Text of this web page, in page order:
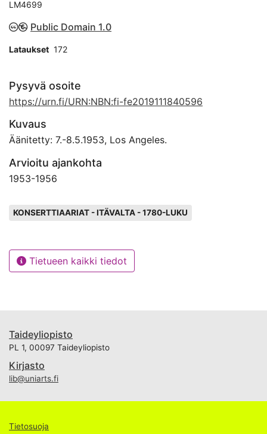
LM4699
Public Domain 1.0
Lataukset 172
Pysyvä osoite
https://urn.fi/URN:NBN:fi-fe2019111840596
Kuvaus
Äänitetty: 7.-8.5.1953, Los Angeles.
Arvioitu ajankohta
1953-1956
KONSERTTIAARIAT - ITÄVALTA - 1780-LUKU
Tietueen kaikki tiedot
Taideyliopisto
PL 1, 00097 Taideyliopisto
Kirjasto
lib@uniarts.fi
Tietosuoja